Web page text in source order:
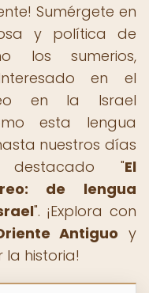
Sumérgete en
y política de
los sumerios,
en el
en la Israel
esta lengua
nuestros días
"El
de lengua
". ¡Explora con
Antiguo y
historia!